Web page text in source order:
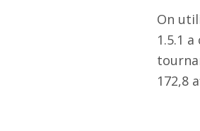
On
1.5.1
172,8